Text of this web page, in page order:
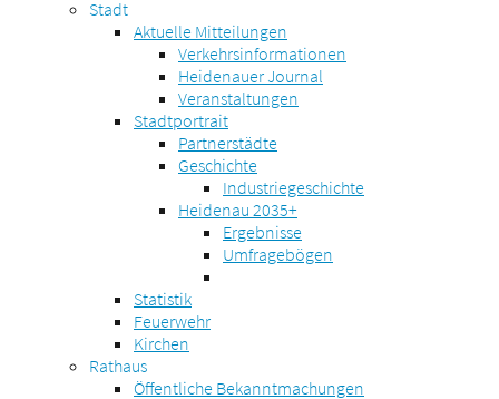
Stadt
Aktuelle Mitteilungen
Verkehrsinformationen
Heidenauer Journal
Veranstaltungen
Stadtportrait
Partnerstädte
Geschichte
Industriegeschichte
Heidenau 2035+
Ergebnisse
Umfragebögen
Statistik
Feuerwehr
Kirchen
Rathaus
Öffentliche Bekanntmachungen